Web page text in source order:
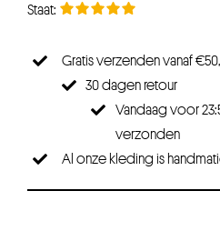
Gratis verzenden vanaf
30 dagen retour
Vandaag voor
verzonden
Al onze kleding is